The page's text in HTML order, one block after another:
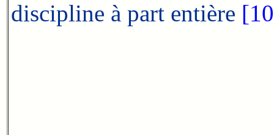
discipline à part entière